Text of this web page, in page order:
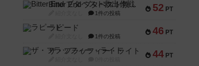
52 PT
Bitter End ブタペスト救出作戦
1件の投稿
46 PT
ラピード
1件の投稿
44 PT
ザ・フラッフィー・ライト